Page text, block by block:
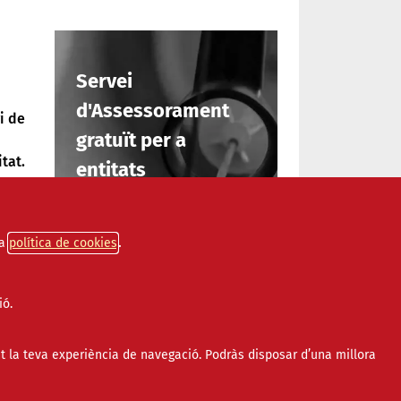
política de cookies
teva experiència de navegació. Podràs disposar d’una millora
de
Servei
d'Assessorament
gratuït per a
entitats